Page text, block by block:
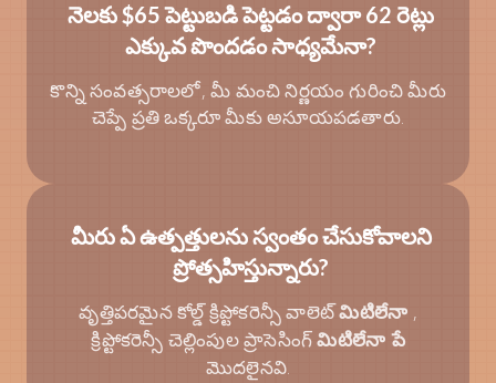
నెలకు $65 పెట్టుబడి పెట్టడం ద్వారా 62 రెట్లు
ఎక్కువ పొందడం సాధ్యమేనా?
కొన్ని సంవత్సరాలలో, మీ మంచి నిర్ణయం గురించి మీరు
చెప్పే ప్రతి ఒక్కరూ మీకు అసూయపడతారు.
మీరు ఏ ఉత్పత్తులను స్వంతం చేసుకోవాలని
ప్రోత్సహిస్తున్నారు?
వృత్తిపరమైన కోల్డ్ క్రిప్టోకరెన్సీ వాలెట్మిటిలేనా ,
క్రిప్టోకరెన్సీ చెల్లింపుల ప్రాసెసింగ్మిటిలేనా పే
మొదలైనవి.